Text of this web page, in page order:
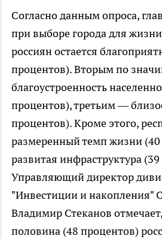
Согласно данным опроса,
при выборе города для
россиян остается
процентов). Вторым по
благоустроенность
процентов), третьим —
процентов). Кроме этого,
размеренный темп жизни
развитая инфраструктура
Управляющий директор
"Инвестиции и накопления"
Владимир Стеканов
половина (48 процентов)